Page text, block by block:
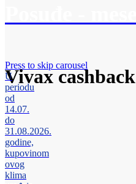
Vivax cashback
Press to skip carousel
U
periodu
od
14.07.
do
31.08.2026.
godine,
kupovinom
ovog
klima